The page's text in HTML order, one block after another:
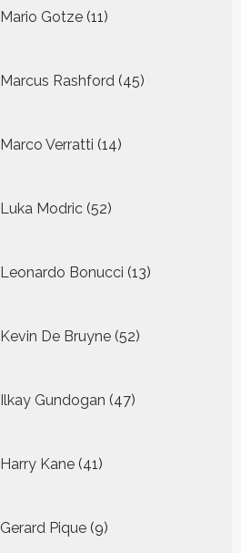
Mario Gotze 11
producten
Marcus Rashford 45
producten
Marco Verratti 14
producten
Luka Modric 52
producten
Leonardo Bonucci 13
producten
Kevin De Bruyne 52
producten
Ilkay Gundogan 47
producten
Harry Kane 41
producten
Gerard Pique 9
producten